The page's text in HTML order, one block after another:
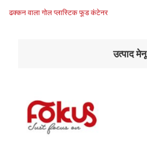
ढक्कन वाला गोल प्लास्टिक फूड कंटेनर
उत्पाद मेनू